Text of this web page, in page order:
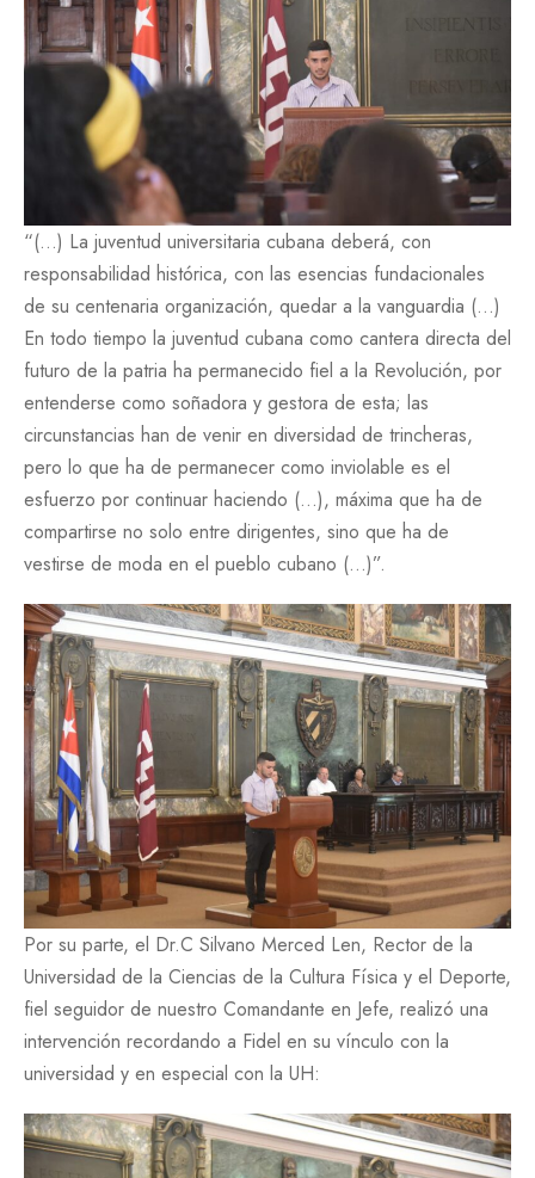
“(…) La juventud universitaria cubana deberá, con
responsabilidad histórica, con las esencias fundacionales
de su centenaria organización, quedar a la vanguardia (…)
En todo tiempo la juventud cubana como cantera directa del
futuro de la patria ha permanecido fiel a la Revolución, por
entenderse como soñadora y gestora de esta; las
circunstancias han de venir en diversidad de trincheras,
pero lo que ha de permanecer como inviolable es el
esfuerzo por continuar haciendo (…), máxima que ha de
compartirse no solo entre dirigentes, sino que ha de
vestirse de moda en el pueblo cubano (…)”.
Por su parte, el Dr.C Silvano Merced Len, Rector de la
Universidad de la Ciencias de la Cultura Física y el Deporte,
fiel seguidor de nuestro Comandante en Jefe, realizó una
intervención recordando a Fidel en su vínculo con la
universidad y en especial con la UH: